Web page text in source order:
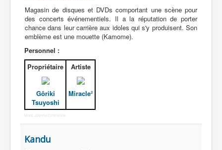
Magasin de disques et DVDs comportant une scène pour
des concerts événementiels. Il a la réputation de porter
chance dans leur carrière aux idoles qui s'y produisent. Son
emblème est une mouette (Kamome).
Personnel :
Propriétaire
Gôriki
Tsuyoshi
Artiste
Miracle²
More Joomla Extensions
Kandu